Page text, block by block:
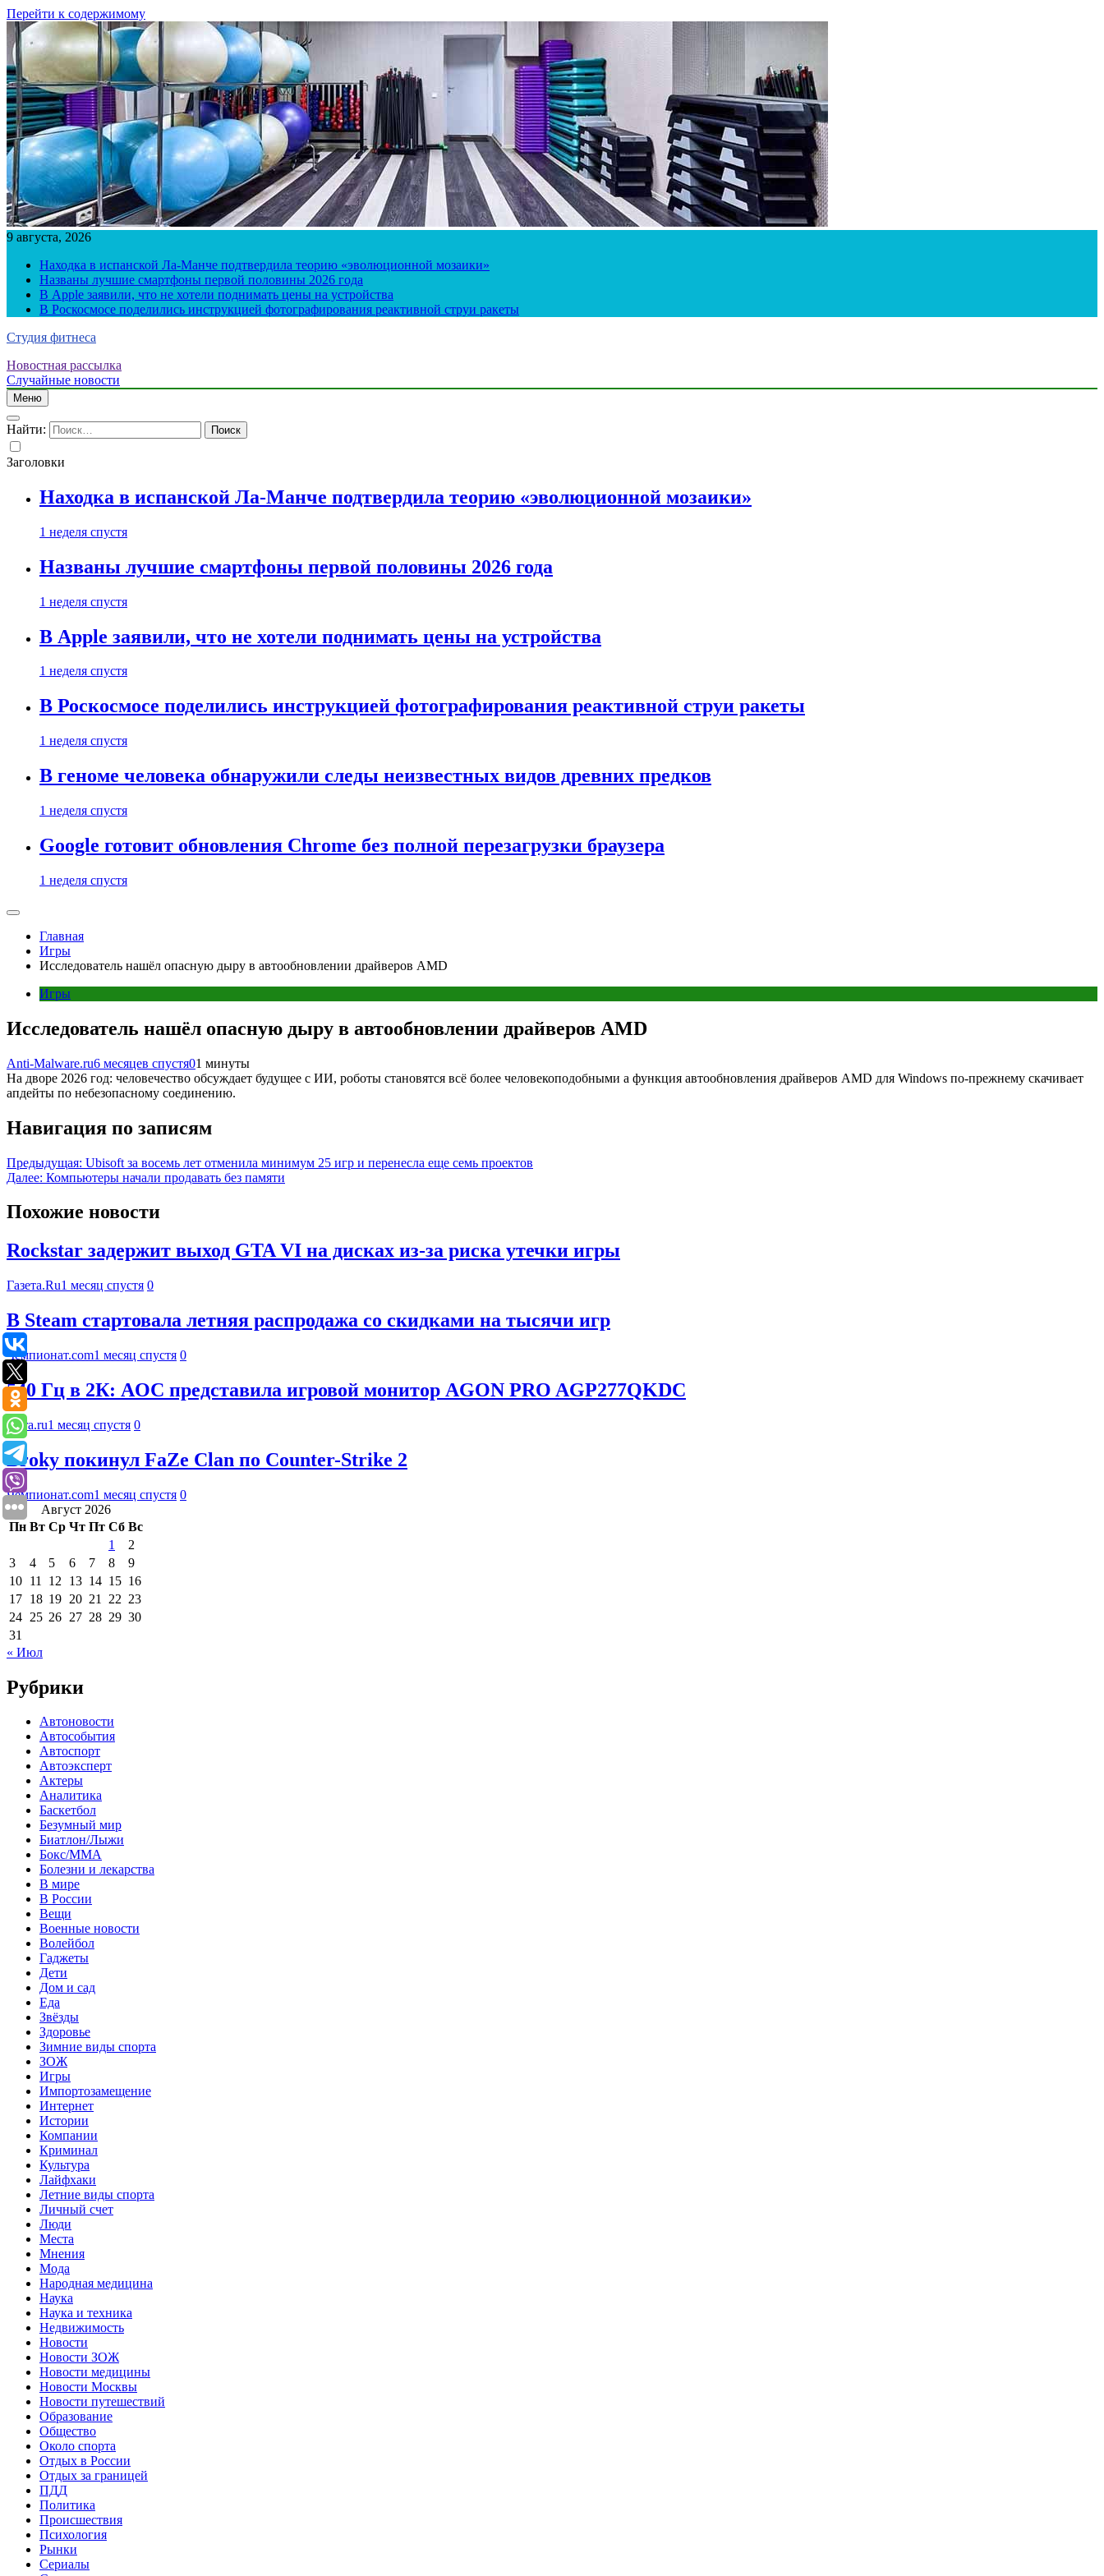
Перейти к содержимому
9 августа, 2026
Находка в испанской Ла-Манче подтвердила теорию «эволюционной мозаики»
Названы лучшие смартфоны первой половины 2026 года
В Apple заявили, что не хотели поднимать цены на устройства
В Роскосмосе поделились инструкцией фотографирования реактивной струи ракеты
Студия фитнеса
Новостная рассылка
Случайные новости
Меню
Найти:
Заголовки
Находка в испанской Ла-Манче подтвердила теорию «эволюционной мозаики»
1 неделя спустя
Названы лучшие смартфоны первой половины 2026 года
1 неделя спустя
В Apple заявили, что не хотели поднимать цены на устройства
1 неделя спустя
В Роскосмосе поделились инструкцией фотографирования реактивной струи ракеты
1 неделя спустя
В геноме человека обнаружили следы неизвестных видов древних предков
1 неделя спустя
Google готовит обновления Chrome без полной перезагрузки браузера
1 неделя спустя
Главная
Игры
Исследователь нашёл опасную дыру в автообновлении драйверов AMD
Игры
Исследователь нашёл опасную дыру в автообновлении драйверов AMD
Anti-Malware.ru6 месяцев спустя01 минуты
На дворе 2026 год: человечество обсуждает будущее с ИИ, роботы становятся всё более человекоподобными а функция автообновления драйверов AMD для Windows по-прежнему скачивает
апдейты по небезопасному соединению.
Навигация по записям
Предыдущая: Ubisoft за восемь лет отменила минимум 25 игр и перенесла еще семь проектов
Далее: Компьютеры начали продавать без памяти
Похожие новости
Rockstar задержит выход GTA VI на дисках из-за риска утечки игры
Газета.Ru1 месяц спустя 0
В Steam стартовала летняя распродажа со скидками на тысячи игр
Чемпионат.com1 месяц спустя 0
540 Гц в 2К: AOC представила игровой монитор AGON PRO AGP277QKDC
Ferra.ru1 месяц спустя 0
Broky покинул FaZe Clan по Counter-Strike 2
Чемпионат.com1 месяц спустя 0
Август 2026
Пн Вт Ср Чт Пт Сб Вс
1
2
3
4 5 6 7 8
9
10 11 12 13 14 15 16
17 18 19 20 21 22 23
24 25 26 27 28 29 30
31
« Июл
Рубрики
Автоновости
Автособытия
Автоспорт
Автоэксперт
Актеры
Аналитика
Баскетбол
Безумный мир
Биатлон/Лыжи
Бокс/MMA
Болезни и лекарства
В мире
В России
Вещи
Военные новости
Волейбол
Гаджеты
Дети
Дом и сад
Еда
Звёзды
Здоровье
Зимние виды спорта
ЗОЖ
Игры
Импортозамещение
Интернет
Истории
Компании
Криминал
Культура
Лайфхаки
Летние виды спорта
Личный счет
Люди
Места
Мнения
Мода
Народная медицина
Наука
Наука и техника
Недвижимость
Новости
Новости ЗОЖ
Новости медицины
Новости Москвы
Новости путешествий
Образование
Общество
Около спорта
Отдых в России
Отдых за границей
ПДД
Политика
Происшествия
Психология
Рынки
Сериалы